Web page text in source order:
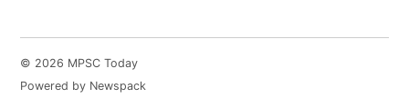
© 2026 MPSC Today
Powered by Newspack